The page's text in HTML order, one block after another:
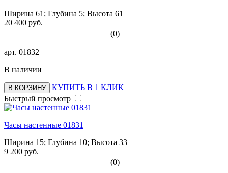
Ширина 61; Глубина 5; Высота 61
20 400 руб.
(0)
арт. 01832
В наличии
В КОРЗИНУ
КУПИТЬ В 1 КЛИК
Быстрый просмотр
Часы настенные 01831
Ширина 15; Глубина 10; Высота 33
9 200 руб.
(0)